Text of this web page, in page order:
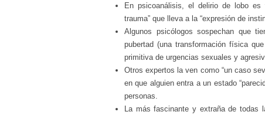
En psicoanálisis, el delirio de lobo
trauma” que lleva a la “expresión de
Algunos psicólogos sospechan que
pubertad (una transformación física
primitiva de urgencias sexuales y
Otros expertos la ven como “un caso
en que alguien entra a un estado
personas.
La más fascinante y extraña de todas